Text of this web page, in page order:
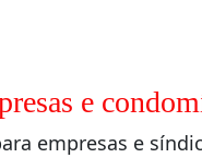
e
empresas e